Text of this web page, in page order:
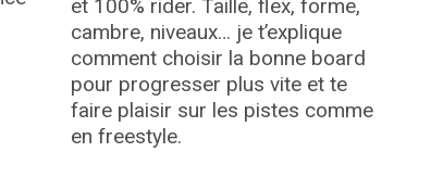
et 100% rider. Taille, flex, forme,
cambre, niveaux… je t’explique
comment choisir la bonne board
pour progresser plus vite et te
faire plaisir sur les pistes comme
en freestyle.